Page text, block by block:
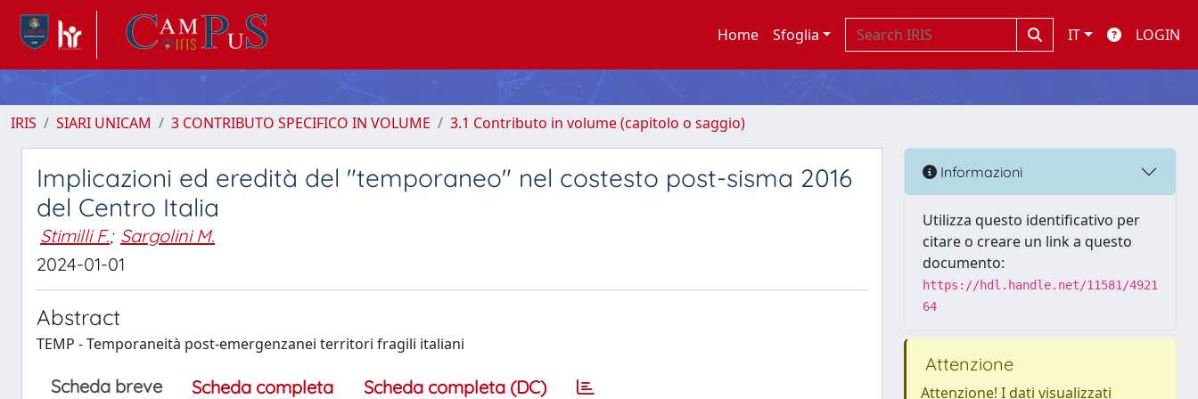
Home Sfoglia IT LOGIN
IRIS SIARI UNICAM 3 CONTRIBUTO SPECIFICO IN VOLUME 3.1 Contributo in volume (capitolo o saggio)
Implicazioni ed eredità del "temporaneo" nel costesto post-sisma 2016
del Centro Italia
Stimilli F.; Sargolini M.
2024-01-01
Abstract
TEMP - Temporaneità post-emergenzanei territori fragili italiani
Scheda breve Scheda completa Scheda completa (DC)
Informazioni
Utilizza questo identificativo per
citare o creare un link a questo
documento:
https://hdl.handle.net/11581/4921
64
Attenzione
Attenzione! I dati visualizzati